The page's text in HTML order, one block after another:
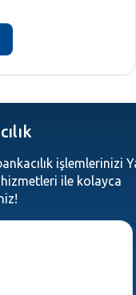
işlemlerinizi
hizmetleri ile kolayca